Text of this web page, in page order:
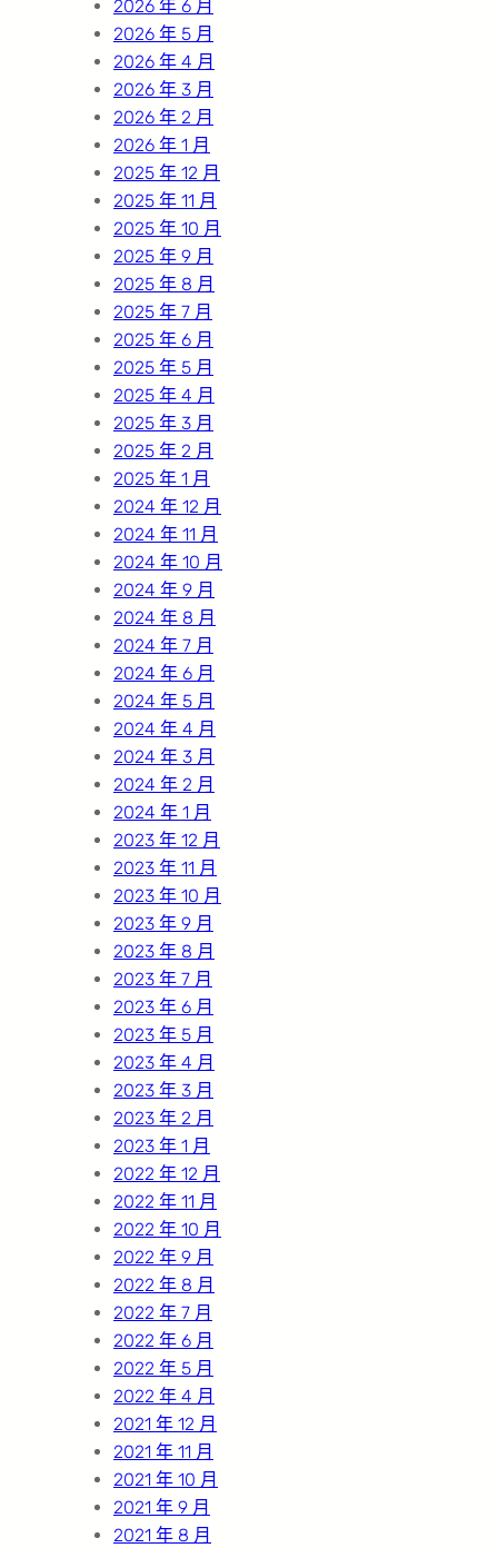
2026 年 6 月
2026 年 5 月
2026 年 4 月
2026 年 3 月
2026 年 2 月
2026 年 1 月
2025 年 12 月
2025 年 11 月
2025 年 10 月
2025 年 9 月
2025 年 8 月
2025 年 7 月
2025 年 6 月
2025 年 5 月
2025 年 4 月
2025 年 3 月
2025 年 2 月
2025 年 1 月
2024 年 12 月
2024 年 11 月
2024 年 10 月
2024 年 9 月
2024 年 8 月
2024 年 7 月
2024 年 6 月
2024 年 5 月
2024 年 4 月
2024 年 3 月
2024 年 2 月
2024 年 1 月
2023 年 12 月
2023 年 11 月
2023 年 10 月
2023 年 9 月
2023 年 8 月
2023 年 7 月
2023 年 6 月
2023 年 5 月
2023 年 4 月
2023 年 3 月
2023 年 2 月
2023 年 1 月
2022 年 12 月
2022 年 11 月
2022 年 10 月
2022 年 9 月
2022 年 8 月
2022 年 7 月
2022 年 6 月
2022 年 5 月
2022 年 4 月
2021 年 12 月
2021 年 11 月
2021 年 10 月
2021 年 9 月
2021 年 8 月